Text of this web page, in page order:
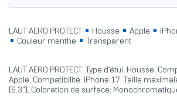
LAUT AERO PROTECT Housse Apple
Couleur menthe
Transparent
LAUT AERO PROTECT. Type d'étui: Housse,
Apple, Compatibilité: iPhone 17, Taille
(6.3"), Coloration de surface: